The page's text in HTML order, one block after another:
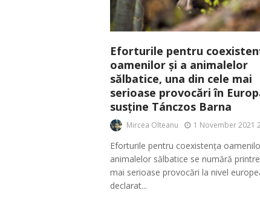
Eforturile pentru
oamenilor și a animalelor
sălbatice, una din cele mai
serioase provocări în
susține Tánczos Barna
Mircea Olteanu 1 November 2021
Eforturile pentru coexistența
animalelor sălbatice se numără
mai serioase provocări la nivel
declarat...